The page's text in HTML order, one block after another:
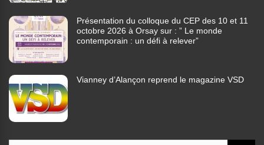
Présentation du colloque du CEP des 10 et 11
octobre 2026 à Orsay sur : ” Le monde
contemporain : un défi à relever”
Vianney d’Alançon reprend le magazine VSD